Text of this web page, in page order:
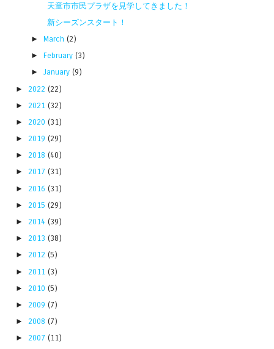
天童市市民プラザを見学してきました！
新シーズンスタート！
►March (2)
►February (3)
►January (9)
► 2022 (22)
► 2021 (32)
► 2020 (31)
► 2019 (29)
► 2018 (40)
► 2017 (31)
► 2016 (31)
► 2015 (29)
► 2014 (39)
► 2013 (38)
► 2012 (5)
► 2011 (3)
► 2010 (5)
► 2009 (7)
► 2008 (7)
► 2007 (11)